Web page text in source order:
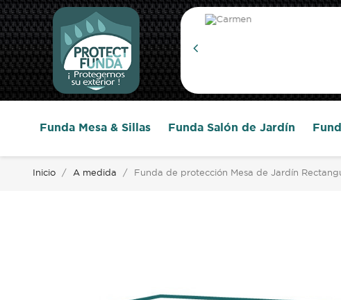
que lo que me...
Funda Mesa & Sillas Funda Salón de Jardín
Inicio A medida Funda de protección Mesa de Jardín